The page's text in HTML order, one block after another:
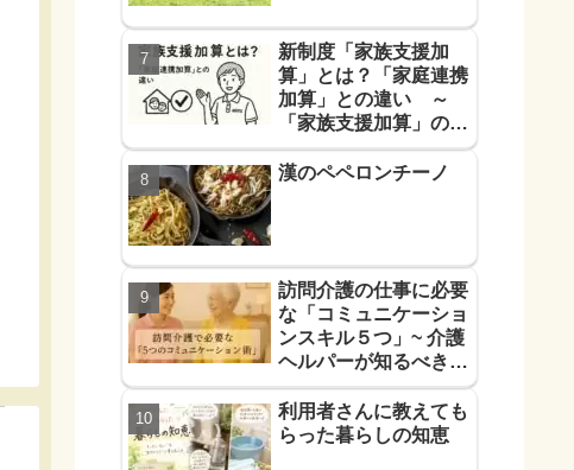
新制度「家族支援加
算」とは？「家庭連携
加算」との違い ～
「家族支援加算」の算
定要件と支援方法！を
解説します～
漢のペペロンチーノ
訪問介護の仕事に必要
な「コミュニケーショ
ンスキル５つ」~ 介護
ヘルパーが知るべき
「信頼に必要なコミュ
力５つ」~
利用者さんに教えても
らった暮らしの知恵